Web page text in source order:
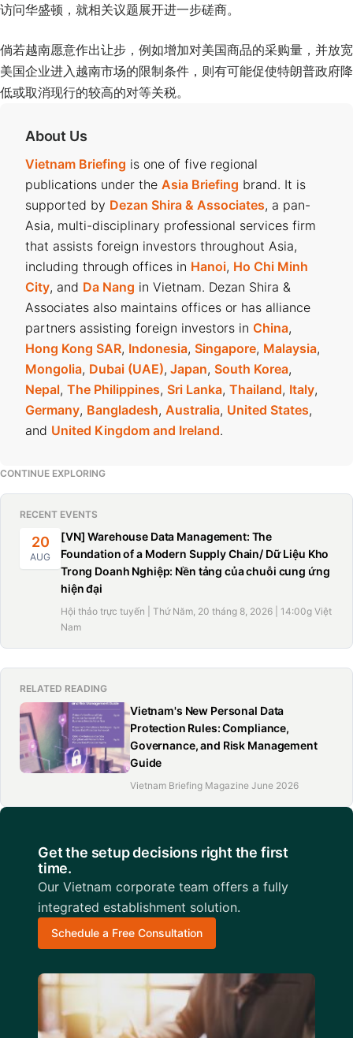
访问华盛顿，就相关议题展开进一步磋商。
倘若越南愿意作出让步，例如增加对美国商品的采购量，并放宽
美国企业进入越南市场的限制条件，则有可能促使特朗普政府降
低或取消现行的较高的对等关税。
About Us
Vietnam Briefing is one of five regional
publications under the Asia Briefing brand. It is
supported by Dezan Shira & Associates, a pan-
Asia, multi-disciplinary professional services firm
that assists foreign investors throughout Asia,
including through offices in Hanoi, Ho Chi Minh
City, and Da Nang in Vietnam. Dezan Shira &
Associates also maintains offices or has alliance
partners assisting foreign investors in China,
Hong Kong SAR, Indonesia, Singapore, Malaysia,
Mongolia, Dubai (UAE), Japan, South Korea,
Nepal, The Philippines, Sri Lanka, Thailand, Italy,
Germany, Bangladesh, Australia, United States,
and United Kingdom and Ireland.
CONTINUE EXPLORING
RECENT EVENTS
20
AUG
[VN] Warehouse Data Management: The
Foundation of a Modern Supply Chain/ Dữ Liệu Kho
Trong Doanh Nghiệp: Nền tảng của chuỗi cung ứng
hiện đại
Hội thảo trực tuyến | Thứ Năm, 20 tháng 8, 2026 | 14:00g Việt
Nam
RELATED READING
Vietnam's New Personal Data
Protection Rules: Compliance,
Governance, and Risk Management
Guide
Vietnam Briefing Magazine June 2026
Get the setup decisions right the first
time.
Our Vietnam corporate team offers a fully
integrated establishment solution.
Schedule a Free Consultation